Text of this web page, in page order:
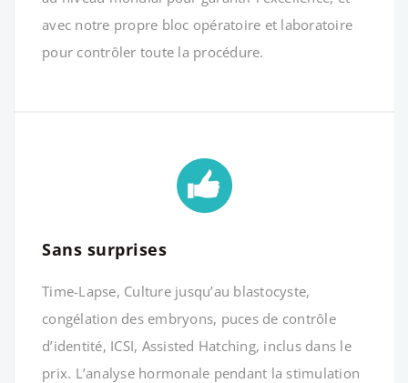
avec notre propre bloc opératoire et laboratoire
pour contrôler toute la procédure.
Sans surprises
Time-Lapse, Culture jusqu’au blastocyste,
congélation des embryons, puces de contrôle
d’identité, ICSI, Assisted Hatching, inclus dans le
prix. L’analyse hormonale pendant la stimulation